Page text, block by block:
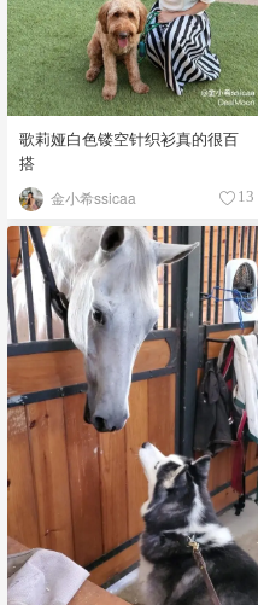
歌莉娅白色镂空针织衫真的很百
搭
金小希ssicaa 13